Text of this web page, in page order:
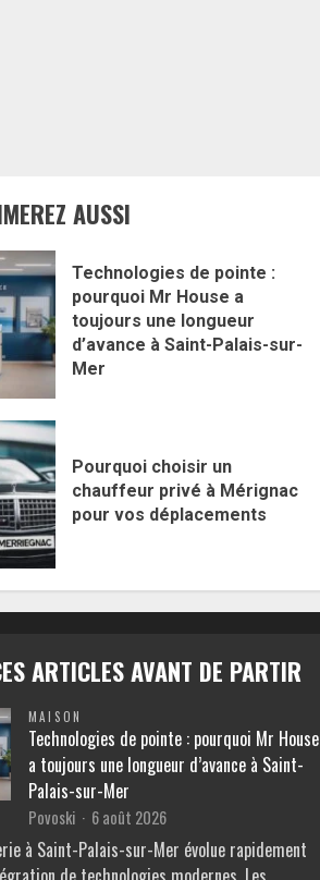
AUSSI
Technologies de pointe :
pourquoi Mr House a
toujours une longueur
d’avance à Saint-Palais-sur-
Mer
Pourquoi choisir un
chauffeur privé à Mérignac
pour vos déplacements
ARTICLES AVANT DE PARTIR
MAISON
Technologies de pointe : pourquoi Mr House
a toujours une longueur d’avance à Saint-
Palais-sur-Mer
Povoski 6 août 2026
à Saint-Palais-sur-Mer évolue rapidement